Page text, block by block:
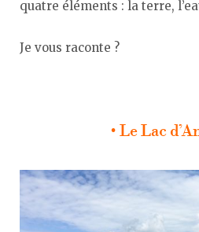
quatre éléments : la terre,
Je vous raconte ?
• Le Lac